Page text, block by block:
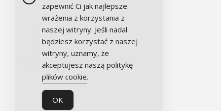
zapewnić Ci jak najlepsze
wrażenia z korzystania z
naszej witryny. Jeśli nadal
będziesz korzystać z naszej
witryny, uznamy, że
akceptujesz naszą politykę
plików cookie.
OK